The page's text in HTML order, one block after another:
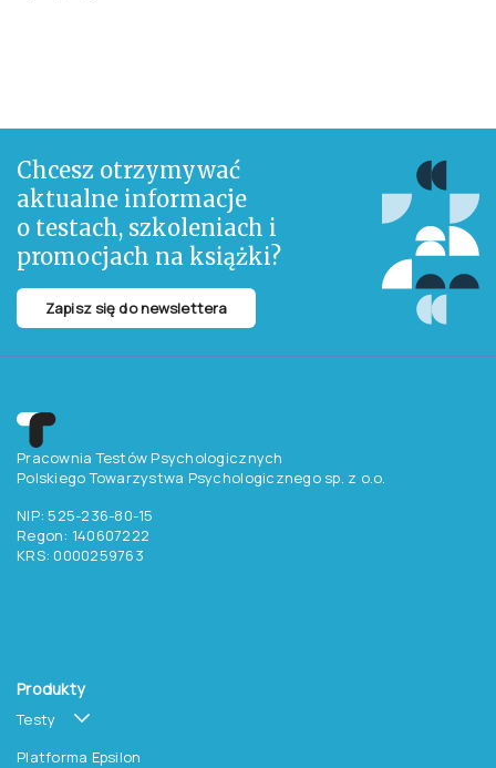
Chcesz otrzymywać
aktualne informacje
o testach, szkoleniach i
promocjach na książki?
Zapisz się do newslettera
Pracownia Testów Psychologicznych
Polskiego Towarzystwa Psychologicznego sp. z o.o.
NIP: 525-236-80-15
Regon: 140607222
KRS: 0000259763
Produkty
Testy
Platforma Epsilon